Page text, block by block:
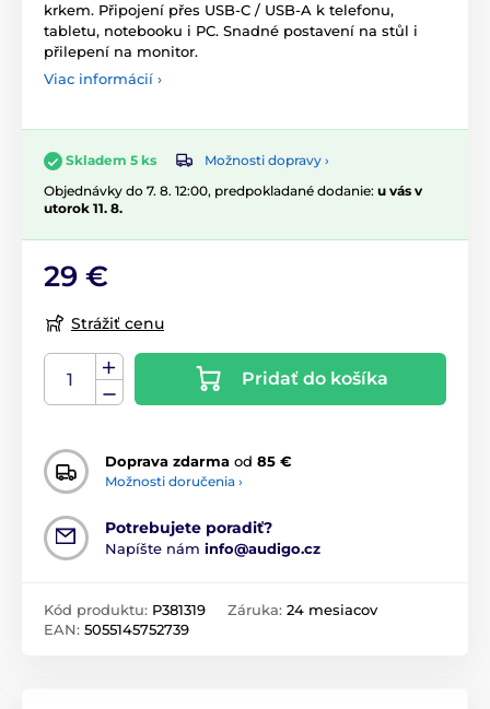
krkem. Připojení přes USB-C / USB-A k telefonu,
tabletu, notebooku i PC. Snadné postavení na stůl i
přilepení na monitor.
Viac informácií ›
Skladem 5 ks
Možnosti dopravy ›
Objednávky do 7. 8. 12:00, predpokladané dodanie: u vás v
utorok 11. 8.
29 €
Strážiť cenu
Pridať do košíka
Doprava zdarma od 85 €
Možnosti doručenia ›
Potrebujete poradiť?
Napíšte nám info@audigo.cz
Kód produktu: P381319
EAN: 5055145752739
Záruka: 24 mesiacov